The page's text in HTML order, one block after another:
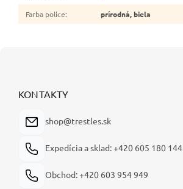
Farba police: prírodná, biela
KONTAKTY
shop@trestles.sk
Expedícia a sklad: +420 605 180 144
Obchod: +420 603 954 949